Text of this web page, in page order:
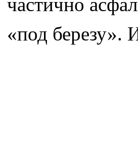
частично
«под березу».